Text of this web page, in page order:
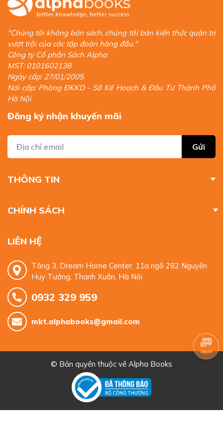
Dịch giả: Phạm Hồng Anh & Nguyễn Duy Anh
NXB: Thế Giới | Năm xuất bản: 2025
Số trang: 436 | Khổ sách: 16 x 24 cm
Hình thức: Bìa mềm, tay gấp
Giá bìa: 249.000 VNĐ
Tái bản lần thứ nhất, tháng 8/2025
Nick Bostrom (ĐH Oxford) là một trong những nhà tư tưởng
hàng đầu thế giới về rủi ro hiện sinh và trí tuệ nhân tạo. Ông
từng hai lần góp mặt trong danh sách “100 Nhà tư tưởng Toàn
trình của Bostrom đã được dịch ra hơn 30 ngôn ngữ, với những
"Chúng tôi không bán sách, chúng tôi bán kiến thức quản trị
vượt trội của các tập đoàn hàng đầu."
Công ty Cổ phần Sách Alpha
MST: 0101602138
Ngày cấp: 27/01/2005
Nơi cấp: Phòng ĐKKD - Sở Kế Hoạch & Đầu Tư Thành Phố
Hà Nội
Đăng ký nhận khuyến mãi
Gửi
THÔNG TIN
CHÍNH SÁCH
LIÊN HỆ
Tầng 3, Dream Home Center, 11a ngõ 282 Nguyễn
Huy Tưởng, Thanh Xuân, Hà Nội
0932 329 959
mkt.alphabooks@gmail.com
© Bản quyền thuộc về Alpha Books